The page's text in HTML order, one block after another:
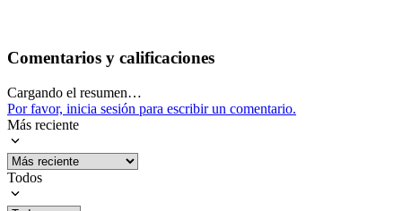
Comentarios y calificaciones
Cargando el resumen…
Por favor, inicia sesión para escribir un comentario.
Más reciente
Todos